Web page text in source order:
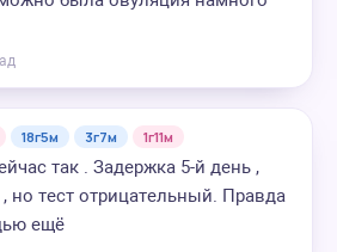
18г5м 3г7м 1г11м
так . Задержка 5-й день ,
но тест отрицательный. Правда
ещё